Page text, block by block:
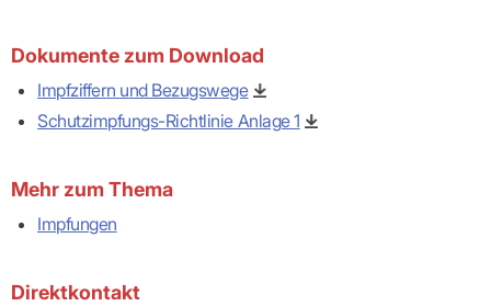
Dokumente zum Download
Impfziffern und Bezugswege
Schutzimpfungs-Richtlinie Anlage 1
Mehr zum Thema
Impfungen
Direktkontakt